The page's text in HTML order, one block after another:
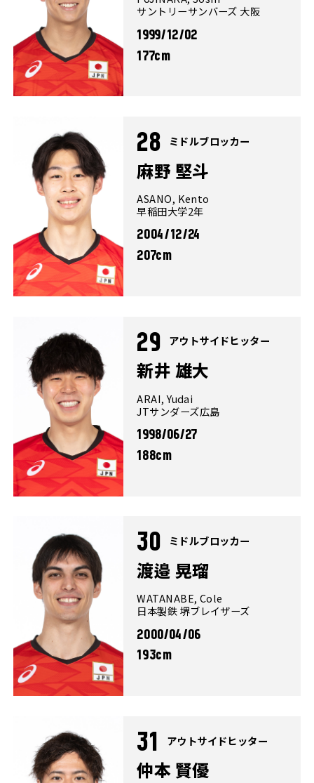
サントリーサンバーズ 大阪
1999/12/02
177cm
28 ミドルブロッカー
麻野 堅斗
ASANO, Kento
早稲田大学2年
2004/12/24
207cm
29 アウトサイドヒッター
新井 雄大
ARAI, Yudai
JTサンダーズ広島
1998/06/27
188cm
30 ミドルブロッカー
渡邉 晃瑠
WATANABE, Cole
日本製鉄 堺ブレイザーズ
2000/04/06
193cm
31 アウトサイドヒッター
仲本 賢優